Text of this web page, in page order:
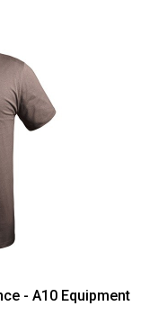
- A10 Equipment